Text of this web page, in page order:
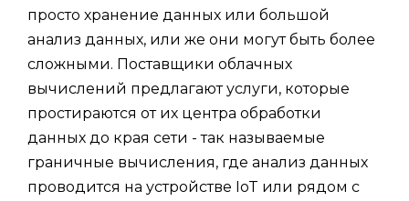
просто хранение данных или большой
анализ данных, или же они могут быть более
сложными. Поставщики облачных
вычислений предлагают услуги, которые
простираются от их центра обработки
данных до края сети - так называемые
граничные вычисления, где анализ данных
проводится на устройстве IoT или рядом с